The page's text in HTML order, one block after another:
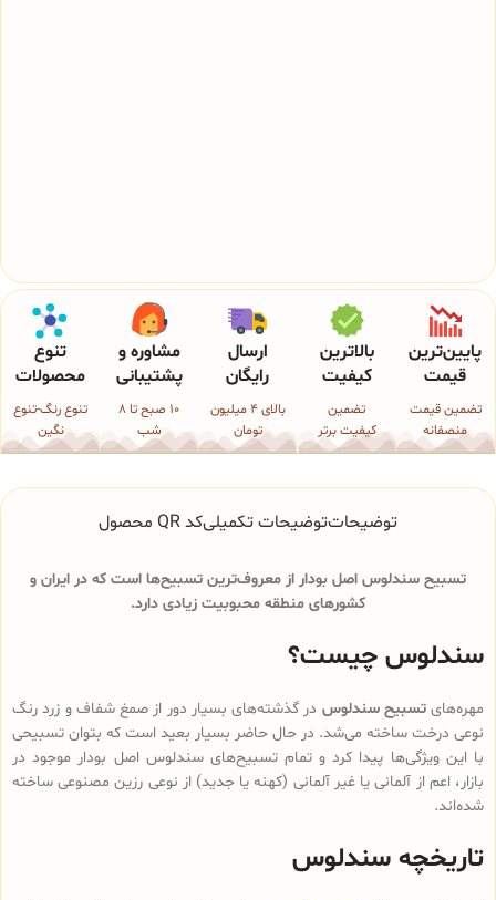
پایین‌ترین
قیمت
تضمین قیمت
منصفانه
بالاترین
کیفیت
تضمین
کیفیت برتر
ارسال
رایگان
بالای 4 میلیون
تومان
مشاوره و
پشتیبانی
10 صبح تا 8
شب
تنوع
محصولات
تنوع رنگ-تنوع
نگین
توضیحاتتوضیحات تکمیلیکد QR محصول
تسبیح سندلوس اصل بودار از معروف‌ترین تسبیح‌ها است که در ایران و
کشورهای منطقه محبوبیت زیادی دارد.
سندلوس چیست؟
مهره‌هایتسبیح سندلوس در گذشته‌های بسیار دور از صمغ شفاف و زرد رنگ
نوعی درخت ساخته می‌شد. در حال حاضر بسیار بعید است که بتوان تسبیحی
با این ویژگی‌ها پیدا کرد و تمام تسبیح‌های سندلوس‌ اصل بودار موجود در
بازار، اعم از آلمانی یا غیر آلمانی (کهنه یا جدید) از نوعی رزین مصنوعی ساخته
شده‌اند.
تاریخچه سندلوس